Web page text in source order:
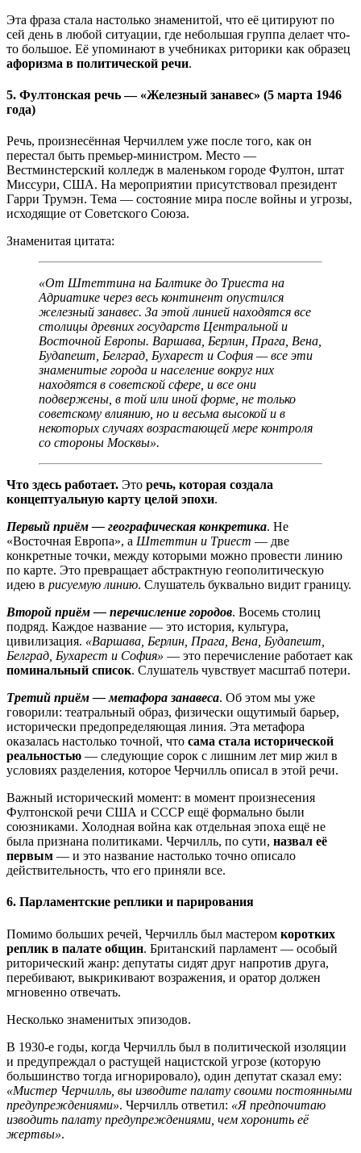
Эта фраза стала настолько знаменитой, что её цитируют по
сей день в любой ситуации, где небольшая группа делает что-
то большое. Её упоминают в учебниках риторики как образец
афоризма в политической речи.
5. Фултонская речь — «Железный занавес» (5 марта 1946
года)
Речь, произнесённая Черчиллем уже после того, как он
перестал быть премьер-министром. Место —
Вестминстерский колледж в маленьком городе Фултон, штат
Миссури, США. На мероприятии присутствовал президент
Гарри Трумэн. Тема — состояние мира после войны и угрозы,
исходящие от Советского Союза.
Знаменитая цитата:
«От Штеттина на Балтике до Триеста на
Адриатике через весь континент опустился
железный занавес. За этой линией находятся все
столицы древних государств Центральной и
Восточной Европы. Варшава, Берлин, Прага, Вена,
Будапешт, Белград, Бухарест и София — все эти
знаменитые города и население вокруг них
находятся в советской сфере, и все они
подвержены, в той или иной форме, не только
советскому влиянию, но и весьма высокой и в
некоторых случаях возрастающей мере контроля
со стороны Москвы».
Что здесь работает. Это речь, которая создала
концептуальную карту целой эпохи.
Первый приём — географическая конкретика. Не
«Восточная Европа», а Штеттин и Триест — две
конкретные точки, между которыми можно провести линию
по карте. Это превращает абстрактную геополитическую
идею в рисуемую линию. Слушатель буквально видит границу.
Второй приём — перечисление городов. Восемь столиц
подряд. Каждое название — это история, культура,
цивилизация. «Варшава, Берлин, Прага, Вена, Будапешт,
Белград, Бухарест и София» — это перечисление работает как
поминальный список. Слушатель чувствует масштаб потери.
Третий приём — метафора занавеса. Об этом мы уже
говорили: театральный образ, физически ощутимый барьер,
исторически предопределяющая линия. Эта метафора
оказалась настолько точной, что сама стала исторической
реальностью — следующие сорок с лишним лет мир жил в
условиях разделения, которое Черчилль описал в этой речи.
Важный исторический момент: в момент произнесения
Фултонской речи США и СССР ещё формально были
союзниками. Холодная война как отдельная эпоха ещё не
была признана политиками. Черчилль, по сути, назвал её
первым — и это название настолько точно описало
действительность, что его приняли все.
6. Парламентские реплики и парирования
Помимо больших речей, Черчилль был мастером коротких
реплик в палате общин. Британский парламент — особый
риторический жанр: депутаты сидят друг напротив друга,
перебивают, выкрикивают возражения, и оратор должен
мгновенно отвечать.
Несколько знаменитых эпизодов.
В 1930-е годы, когда Черчилль был в политической изоляции
и предупреждал о растущей нацистской угрозе (которую
большинство тогда игнорировало), один депутат сказал ему:
«Мистер Черчилль, вы изводите палату своими постоянными
предупреждениями». Черчилль ответил: «Я предпочитаю
изводить палату предупреждениями, чем хоронить её
жертвы».